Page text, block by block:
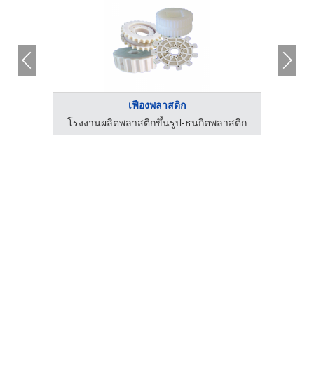
เฟืองพลาสติก
โรงงานผลิตพลาสติกขึ้นรูป-ธนกิตพลาสติก